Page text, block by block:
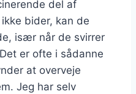
del af
bider, kan de
især når de svirrer
er ofte i sådanne
at overveje
Jeg har selv